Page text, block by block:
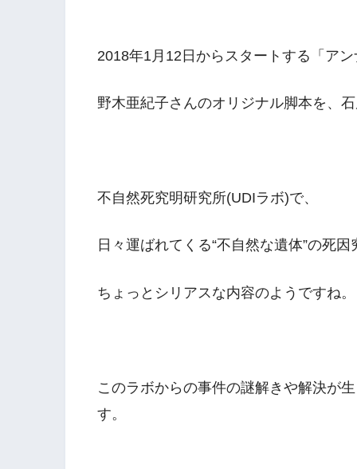
2018年1月12日からスタートする「ア
野木亜紀子さんのオリジナル脚本を、
不自然死究明研究所(UDIラボ)で、
日々運ばれてくる“不自然な遺体”の死
ちょっとシリアスな内容のようですね。
このラボからの事件の謎解きや解決が
す。